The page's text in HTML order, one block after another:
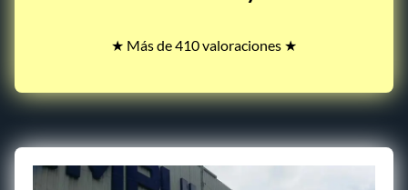
★ Más de 410 valoraciones ★